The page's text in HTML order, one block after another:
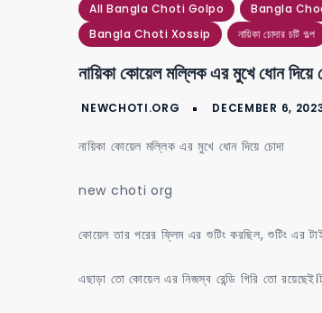
All Bangla Choti Golpo Bangla
Bangla Choti Xossip নায়িকা চোদার চটি গল্প
নায়িকা কোয়েল মল্লিক এর মুখে ধোন দিয়ে
নায়িকা কোয়েল মল্লিক এর মুখে ধোন দিয়ে চোদা
new choti org
কোয়েল তার পরের ফ্লিম এর শুটিং করছিল, শুটিং এর
এছাড়া তো কোয়েল এর নিজস্ব রেন্ডি গিরি তো